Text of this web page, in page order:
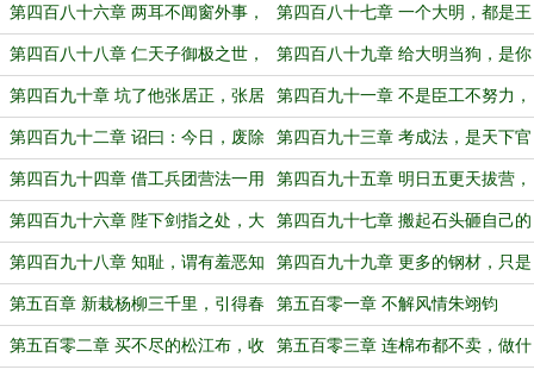
下？ 怂货
第四百八十六章 两耳不闻窗外事，
一心只垦荒芜田
第四百八十七章 一个大明，都是王
民
第四百八十八章 仁天子御极之世，
天下至幸！
第四百八十九章 给大明当狗，是你
想当就能当的？
第四百九十章 坑了他张居正，张居
正还要说谢谢
第四百九十一章 不是臣工不努力，
是真的无能为力
第四百九十二章 诏曰：今日，废除
贱籍
第四百九十三章 考成法，是天下官
吏的自由
第四百九十四章 借工兵团营法一用 第四百九十五章 明日五更天拔营，
号令为：回家
第四百九十六章 陛下剑指之处，大
明军兵锋所向
第四百九十七章 搬起石头砸自己的
脚
第四百九十八章 知耻，谓有羞恶知
荣辱之心
第四百九十九章 更多的钢材，只是
为了制造农具
第五百章 新栽杨柳三千里，引得春
风度玉关
第五百零一章 不解风情朱翊钧
第五百零二章 买不尽的松江布，收 第五百零三章 连棉布都不卖，做什